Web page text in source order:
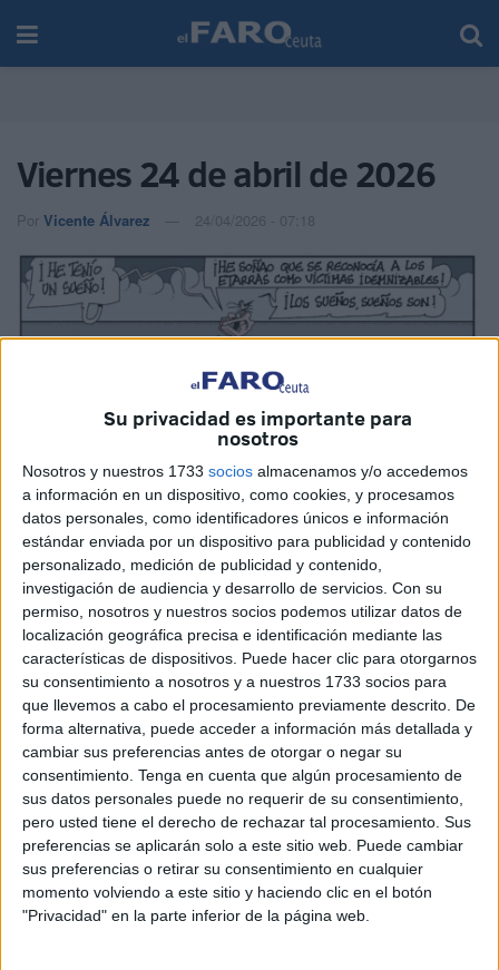
Su privacidad es importante para
nosotros
Nosotros y nuestros 1733 socios almacenamos y/o accedemos
a información en un dispositivo, como cookies, y procesamos
datos personales, como identificadores únicos e información
estándar enviada por un dispositivo para publicidad y contenido
personalizado, medición de publicidad y contenido,
investigación de audiencia y desarrollo de servicios. Con su
permiso, nosotros y nuestros socios podemos utilizar datos de
localización geográfica precisa e identificación mediante las
características de dispositivos. Puede hacer clic para otorgarnos
su consentimiento a nosotros y a nuestros 1733 socios para
que llevemos a cabo el procesamiento previamente descrito. De
forma alternativa, puede acceder a información más detallada y
cambiar sus preferencias antes de otorgar o negar su
consentimiento. Tenga en cuenta que algún procesamiento de
sus datos personales puede no requerir de su consentimiento,
pero usted tiene el derecho de rechazar tal procesamiento. Sus
preferencias se aplicarán solo a este sitio web. Puede cambiar
sus preferencias o retirar su consentimiento en cualquier
momento volviendo a este sitio y haciendo clic en el botón
"Privacidad" en la parte inferior de la página web.
Viernes 24 de abril de 2026
Por Vicente Álvarez 24/04/2026 - 07:18
RelatedPosts
La Guarida Civil localiza el cadáver de un
varón en la almadrabeta del Recinto
HACE 10 MINUTOS
El mensaje que se hace viral en Ceuta:
"No dejéis de salir a la calle, lo contrario
sería entregar nuestra tierra"
HACE 29 MINUTOS
El Ingreso Mínimo Vital llega a 3.221
hogares y 13.005 personas en Ceuta en
julio
HACE 35 MINUTOS
La barriada Sidi Embarek, al límite: